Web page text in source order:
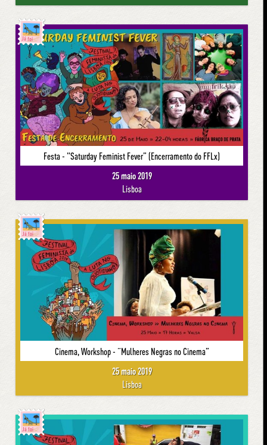
Já foi
Festa - "Saturday Feminist Fever” (Encerramento do FFLx)
25 maio 2019
Lisboa
Já foi
Cinema, Workshop - “Mulheres Negras no Cinema”
25 maio 2019
Lisboa
Já foi